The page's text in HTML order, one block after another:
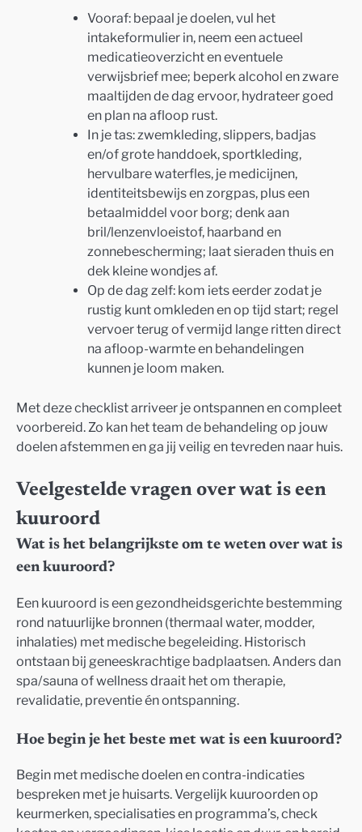
Vooraf: bepaal je doelen, vul het
intakeformulier in, neem een actueel
medicatieoverzicht en eventuele
verwijsbrief mee; beperk alcohol en zware
maaltijden de dag ervoor, hydrateer goed
en plan na afloop rust.
In je tas: zwemkleding, slippers, badjas
en/of grote handdoek, sportkleding,
hervulbare waterfles, je medicijnen,
identiteitsbewijs en zorgpas, plus een
betaalmiddel voor borg; denk aan
bril/lenzenvloeistof, haarband en
zonnebescherming; laat sieraden thuis en
dek kleine wondjes af.
Op de dag zelf: kom iets eerder zodat je
rustig kunt omkleden en op tijd start; regel
vervoer terug of vermijd lange ritten direct
na afloop-warmte en behandelingen
kunnen je loom maken.
Met deze checklist arriveer je ontspannen en compleet
voorbereid. Zo kan het team de behandeling op jouw
doelen afstemmen en ga jij veilig en tevreden naar huis.
Veelgestelde vragen over wat is een
kuuroord
Wat is het belangrijkste om te weten over wat is
een kuuroord?
Een kuuroord is een gezondheidsgerichte bestemming
rond natuurlijke bronnen (thermaal water, modder,
inhalaties) met medische begeleiding. Historisch
ontstaan bij geneeskrachtige badplaatsen. Anders dan
spa/sauna of wellness draait het om therapie,
revalidatie, preventie én ontspanning.
Hoe begin je het beste met wat is een kuuroord?
Begin met medische doelen en contra-indicaties
bespreken met je huisarts. Vergelijk kuuroorden op
keurmerken, specialisaties en programma’s, check